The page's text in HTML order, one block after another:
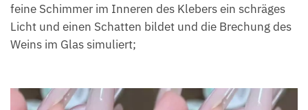
feine Schimmer im Inneren des Klebers ein schräges
Licht und einen Schatten bildet und die Brechung des
Weins im Glas simuliert;